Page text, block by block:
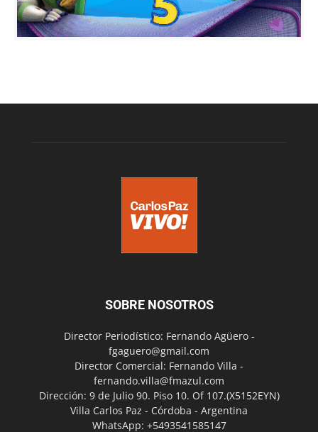
SOBRE NOSOTROS
Director Periodístico: Fernando Agüero -
fgaguero@gmail.com
Director Comercial: Fernando Villa -
fernando.villa@fmazul.com
Dirección: 9 de Julio 90. Piso 10. Of 107.(X5152EYN)
Villa Carlos Paz - Córdoba - Argentina
WhatsApp: +5493541585147